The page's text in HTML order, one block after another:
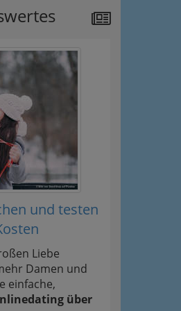
und testen
Liebe
Damen und
einfache,
über